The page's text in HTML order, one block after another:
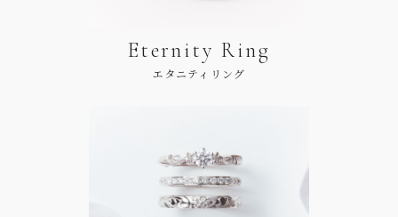
Eternity Ring
エタニティリング